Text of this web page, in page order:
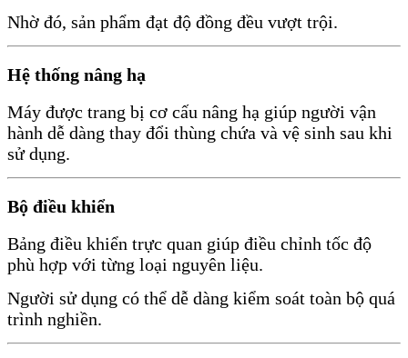
Nhờ đó, sản phẩm đạt độ đồng đều vượt trội.
Hệ thống nâng hạ
Máy được trang bị cơ cấu nâng hạ giúp người vận
hành dễ dàng thay đổi thùng chứa và vệ sinh sau khi
sử dụng.
Bộ điều khiển
Bảng điều khiển trực quan giúp điều chỉnh tốc độ
phù hợp với từng loại nguyên liệu.
Người sử dụng có thể dễ dàng kiểm soát toàn bộ quá
trình nghiền.